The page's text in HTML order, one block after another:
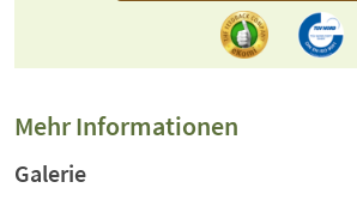
Mehr Informationen
Galerie